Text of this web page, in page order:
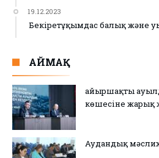
19.12.2023
Бекіретұқымдас балық және
АЙМАҚ
Қайыршақты
көшесіне жарық
Аудандық